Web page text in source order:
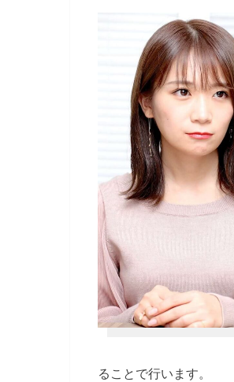
ることで行います。